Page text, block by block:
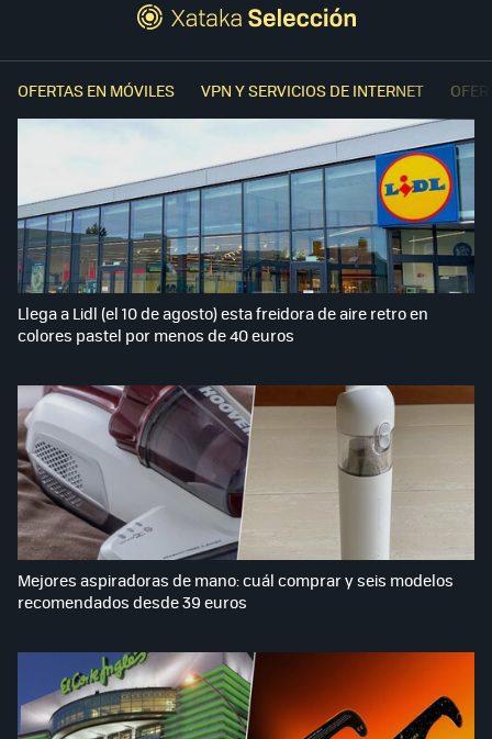
OFERTAS EN MÓVILES VPN Y SERVICIOS DE INTERNET
Llega a Lidl (el 10 de agosto) esta freidora de aire retro en
colores pastel por menos de 40 euros
Mejores aspiradoras de mano: cuál comprar y seis modelos
recomendados desde 39 euros